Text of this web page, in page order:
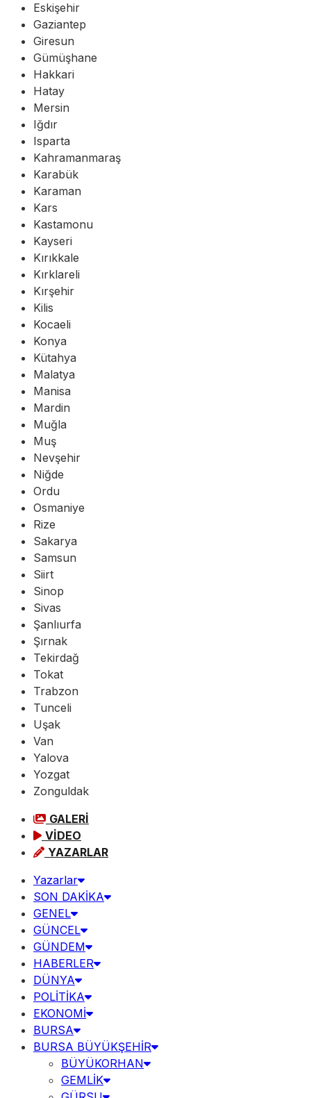
Eskişehir
Gaziantep
Giresun
Gümüşhane
Hakkari
Hatay
Mersin
Iğdır
Isparta
Kahramanmaraş
Karabük
Karaman
Kars
Kastamonu
Kayseri
Kırıkkale
Kırklareli
Kırşehir
Kilis
Kocaeli
Konya
Kütahya
Malatya
Manisa
Mardin
Muğla
Muş
Nevşehir
Niğde
Ordu
Osmaniye
Rize
Sakarya
Samsun
Siirt
Sinop
Sivas
Şanlıurfa
Şırnak
Tekirdağ
Tokat
Trabzon
Tunceli
Uşak
Van
Yalova
Yozgat
Zonguldak
GALERİ
VİDEO
YAZARLAR
Yazarlar
SON DAKİKA
GENEL
GÜNCEL
GÜNDEM
HABERLER
DÜNYA
POLİTİKA
EKONOMİ
BURSA
BURSA BÜYÜKŞEHİR
BÜYÜKORHAN
GEMLİK